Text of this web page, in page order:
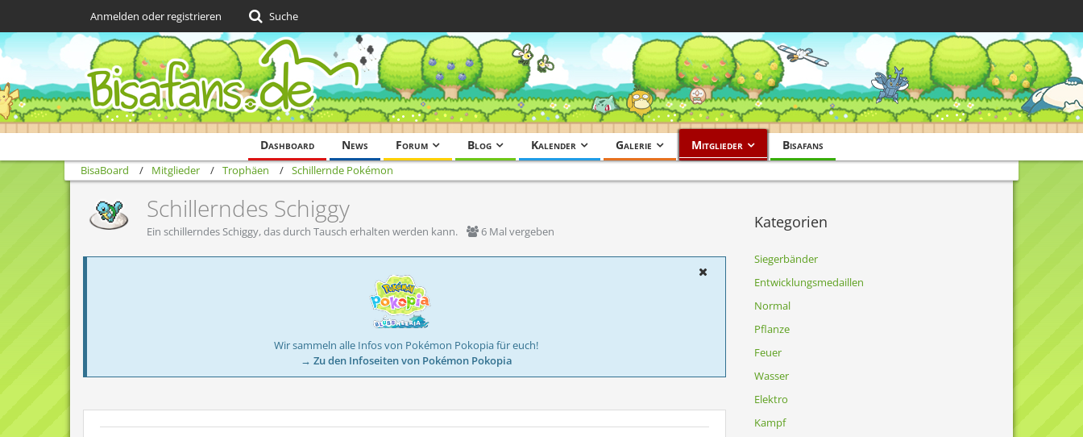
Dashboard News Forum Blog Kalender Galerie Mitglieder Bisafans
Anmelden oder registrieren Suche
BisaBoard Mitglieder Trophäen Schillernde Pokémon
Schillerndes Schiggy
Ein schillerndes Schiggy, das durch Tausch erhalten werden kann. 6 Mal vergeben
Wir sammeln alle Infos von Pokémon Pokopia für euch!
→ Zu den Infoseiten von Pokémon Pokopia
Kategorien
Siegerbänder
Entwicklungsmedaillen
Normal
Pflanze
Feuer
Wasser
Elektro
Kampf